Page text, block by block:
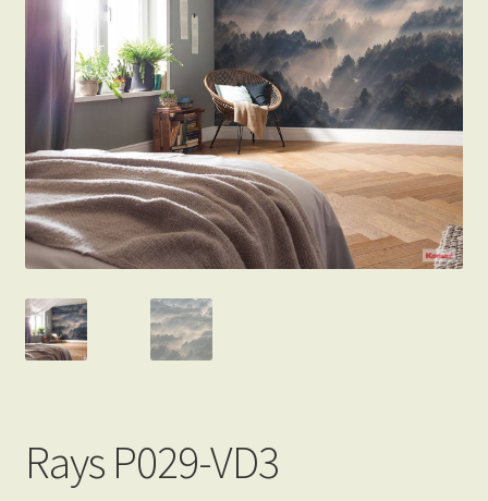
Beton hatású tapéták
Kapcsolat
Rays P029-VD3